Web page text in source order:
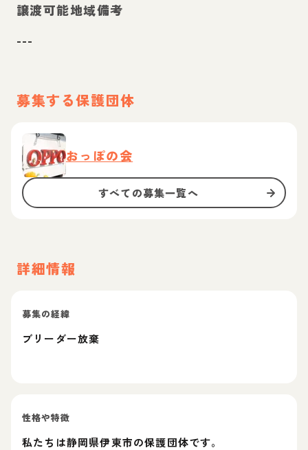
譲渡可能地域備考
---
募集する保護団体
おっぽの会
すべての募集一覧へ
詳細情報
募集の経緯
ブリーダー放棄
性格や特徴
私たちは静岡県伊東市の保護団体です。